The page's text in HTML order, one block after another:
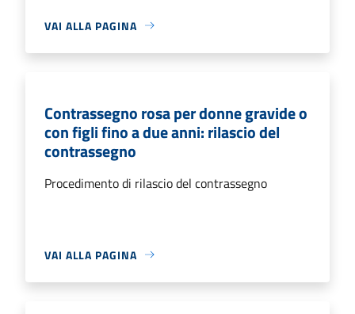
VAI ALLA PAGINA
Contrassegno rosa per donne gravide o
con figli fino a due anni: rilascio del
contrassegno
Procedimento di rilascio del contrassegno
VAI ALLA PAGINA